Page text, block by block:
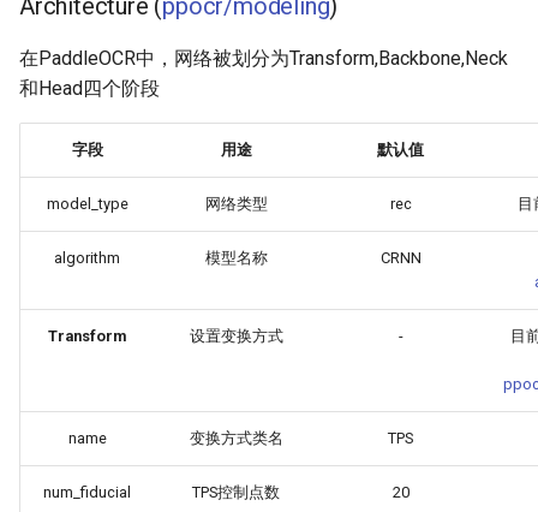
Architecture (ppocr/modeling)
在PaddleOCR中，网络被划分为Transform,Backbone,Neck
和Head四个阶段
字段 用途 默认值
model_type 网络类型 rec 目
algorithm 模型名称
CRNN
Transform 设置变换方式 - 目
name 变换方式类名 TPS
num_fiducial TPS控制点数 20